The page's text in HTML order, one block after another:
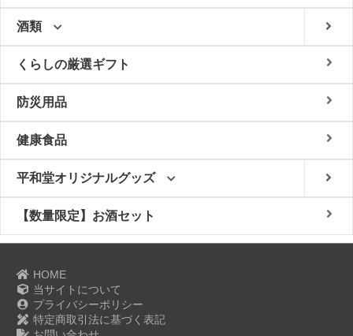
酒類
くらしの厳選ギフト
防災用品
健康食品
平和堂オリジナルグッズ
【数量限定】お酒セット
HOME
当サイトについて
プライバシーポリシー
特定商取引法に基づく表記